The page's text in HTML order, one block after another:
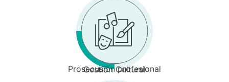
Prosecusión profesional
Gestión Cultural